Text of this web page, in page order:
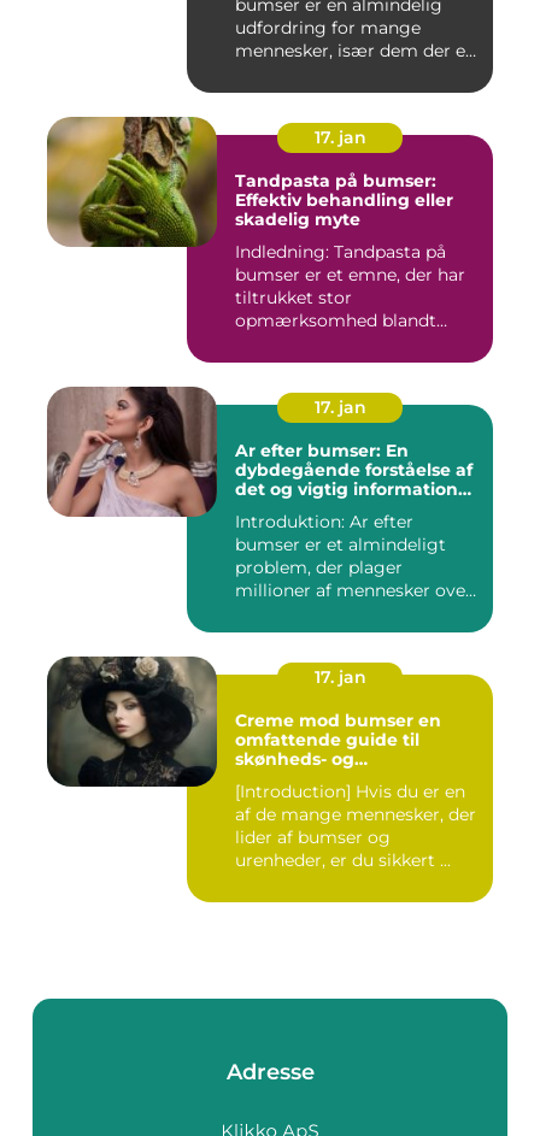
bumser er en almindelig
udfordring for mange
mennesker, især dem der er
17. jan
Tandpasta på bumser:
Effektiv behandling eller
skadelig myte
Indledning: Tandpasta på
bumser er et emne, der har
tiltrukket stor
opmærksomhed blandt
17. jan
Ar efter bumser: En
dybdegående forståelse af
det og vigtig information
Introduktion: Ar efter
bumser er et almindeligt
problem, der plager
millioner af mennesker over
17. jan
Creme mod bumser en
omfattende guide til
skønheds- og
[Introduction] Hvis du er en
af de mange mennesker, der
lider af bumser og
urenheder, er du sikkert ...
Adresse